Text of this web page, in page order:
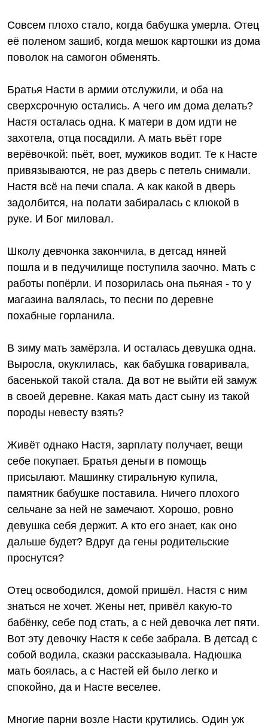
Совсем плохо стало, когда бабушка умерла. Отец
её поленом зашиб, когда мешок картошки из дома
поволок на самогон обменять.
Братья Насти в армии отслужили, и оба на
сверхсрочную остались. А чего им дома делать?
Настя осталась одна. К матери в дом идти не
захотела, отца посадили. А мать вьёт горе
верёвочкой: пьёт, воет, мужиков водит. Те к Насте
привязываются, не раз дверь с петель снимали.
Настя всё на печи спала. А как какой в дверь
задолбится, на полати забиралась с клюкой в
руке. И Бог миловал.
Школу девчонка закончила, в детсад няней
пошла и в педучилище поступила заочно. Мать с
работы попёрли. И позорилась она пьяная - то у
магазина валялась, то песни по деревне
похабные горланила.
В зиму мать замёрзла. И осталась девушка одна.
Выросла, окуклилась, как бабушка говаривала,
басенькой такой стала. Да вот не выйти ей замуж
в своей деревне. Какая мать даст сыну из такой
породы невесту взять?
Живёт однако Настя, зарплату получает, вещи
себе покупает. Братья деньги в помощь
присылают. Машинку стиральную купила,
памятник бабушке поставила. Ничего плохого
сельчане за ней не замечают. Хорошо, ровно
девушка себя держит. А кто его знает, как оно
дальше будет? Вдруг да гены родительские
проснутся?
Отец освободился, домой пришёл. Настя с ним
знаться не хочет. Жены нет, привёл какую-то
бабёнку, себе под стать, а с ней девочка лет пяти.
Вот эту девочку Настя к себе забрала. В детсад с
собой водила, сказки рассказывала. Надюшка
мать боялась, а с Настей ей было легко и
спокойно, да и Насте веселее.
Многие парни возле Насти крутились. Один уж